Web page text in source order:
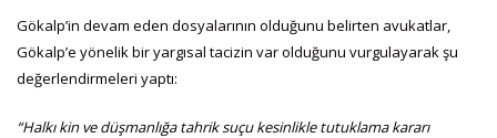
Gökalp’in devam eden dosyalarının olduğunu belirten avukatlar,
Gökalp’e yönelik bir yargısal tacizin var olduğunu vurgulayarak şu
değerlendirmeleri yaptı:
“Halkı kin ve düşmanlığa tahrik suçu kesinlikle tutuklama kararı